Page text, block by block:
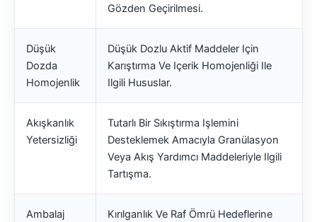
Gözden Geçirilmesi.
Düşük
Dozda
Homojenlik
Düşük Dozlu Aktif Maddeler Için
Karıştırma Ve Içerik Homojenliği Ile
Ilgili Hususlar.
Akışkanlık
Yetersizliği
Tutarlı Bir Sıkıştırma Işlemini
Desteklemek Amacıyla Granülasyon
Veya Akış Yardımcı Maddeleriyle Ilgili
Tartışma.
Ambalaj
Kırılganlık Ve Raf Ömrü Hedeflerine